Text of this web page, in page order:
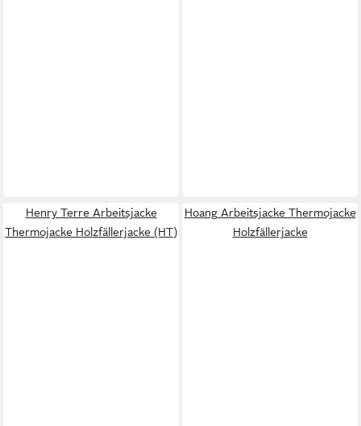
Henry Terre Arbeitsjacke
Thermojacke Holzfällerjacke (HT)
Hoang Arbeitsjacke Thermojacke
Holzfällerjacke